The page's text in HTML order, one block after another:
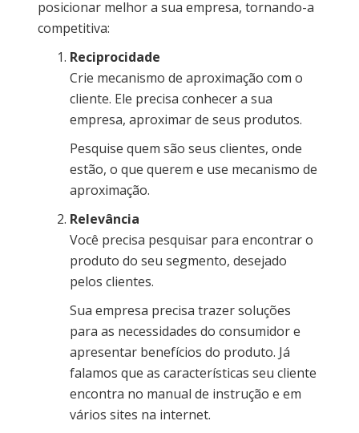
posicionar melhor a sua empresa, tornando-a
competitiva:
Reciprocidade
Crie mecanismo de aproximação com o
cliente. Ele precisa conhecer a sua
empresa, aproximar de seus produtos.
Pesquise quem são seus clientes, onde
estão, o que querem e use mecanismo de
aproximação.
Relevância
Você precisa pesquisar para encontrar o
produto do seu segmento, desejado
pelos clientes.
Sua empresa precisa trazer soluções
para as necessidades do consumidor e
apresentar benefícios do produto. Já
falamos que as características seu cliente
encontra no manual de instrução e em
vários sites na internet.